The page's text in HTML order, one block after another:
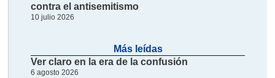
contra el antisemitismo
10 julio 2026
Más leídas
Ver claro en la era de la confusión
6 agosto 2026